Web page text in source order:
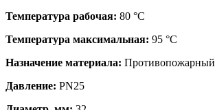
Температура рабочая: 80 °С
Температура максимальная: 95 °С
Назначение материала: Противопожарный
Давление: PN25